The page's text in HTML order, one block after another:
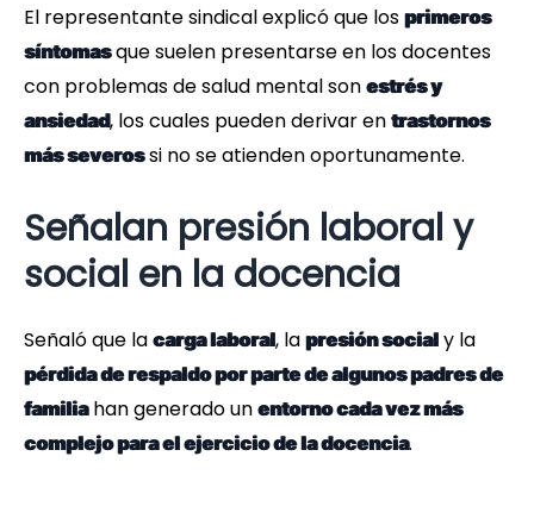
El representante sindical explicó que los primeros
síntomasque suelen presentarse en los docentes
con problemas de salud mental son estrés y
ansiedad, los cuales pueden derivar en trastornos
más severossi no se atienden oportunamente.
Señalan presión laboral y
social en la docencia
Señaló que la carga laboral, la presión social y la
pérdida de respaldo por parte de algunos padres de
familiahan generado un entorno cada vez más
complejo para el ejercicio de la docencia.